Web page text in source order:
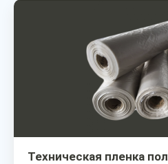
Техническая пленка